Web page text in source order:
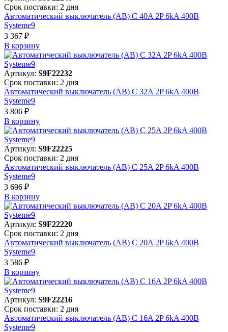
Срок поставки: 2 дня
Автоматический выключатель (АВ) C 40A 2P 6kA 400В
Systeme9
3 367 ₽
В корзинy
Артикул: S9F22232
Срок поставки: 2 дня
Автоматический выключатель (АВ) C 32A 2P 6kA 400В
Systeme9
3 806 ₽
В корзинy
Артикул: S9F22225
Срок поставки: 2 дня
Автоматический выключатель (АВ) C 25A 2P 6kA 400В
Systeme9
3 696 ₽
В корзинy
Артикул: S9F22220
Срок поставки: 2 дня
Автоматический выключатель (АВ) C 20A 2P 6kA 400В
Systeme9
3 586 ₽
В корзинy
Артикул: S9F22216
Срок поставки: 2 дня
Автоматический выключатель (АВ) C 16A 2P 6kA 400В
Systeme9